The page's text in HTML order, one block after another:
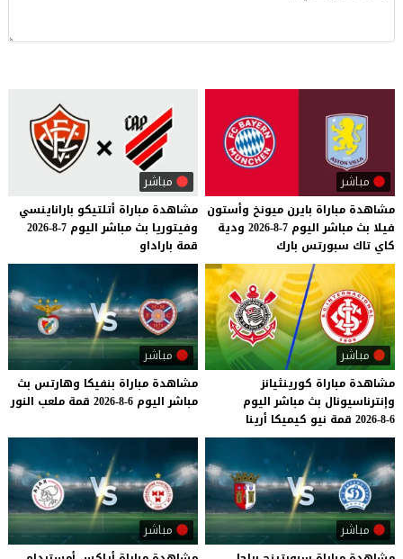
مباشر
مشاهدة مباراة بايرن ميونخ وأستون
فيلا بث مباشر اليوم 7-8-2026
ودية
كاي تاك سبورتس بارك
مباشر
مشاهدة مباراة أتلتيكو باراناينسي
وفيتوريا بث مباشر اليوم 7-8-2026
قمة باراداو
مباشر
مشاهدة مباراة كورينثيانز
وإنترناسيونال بث مباشر اليوم
6-8-2026
قمة نيو كيميكا أرينا
مباشر
مشاهدة مباراة بنفيكا وهارتس بث
مباشر اليوم 6-8-2026 قمة ملعب النور
مباشر مباشر